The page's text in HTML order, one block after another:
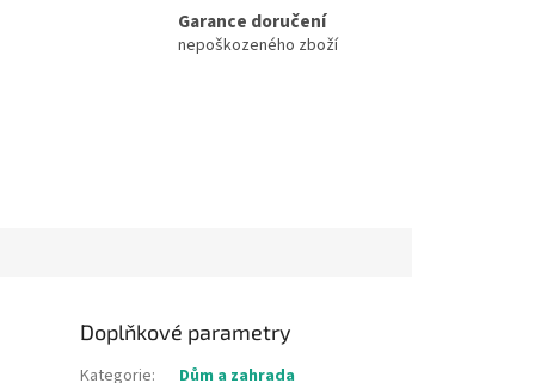
Garance doručení
nepoškozeného zboží
Doplňkové parametry
Kategorie:
Dům a zahrada